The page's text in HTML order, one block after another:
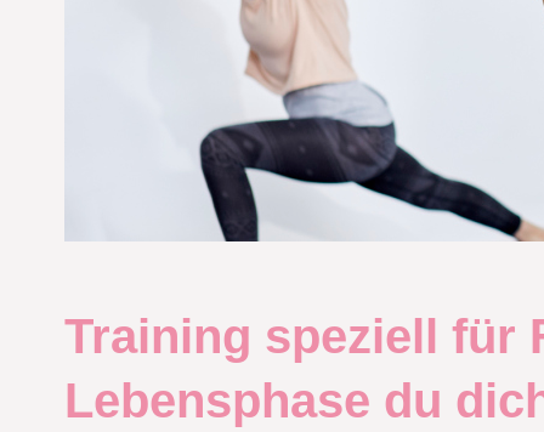
Training speziell für
Lebensphase du